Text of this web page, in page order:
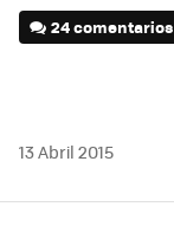
24 comentarios
13 Abril 2015